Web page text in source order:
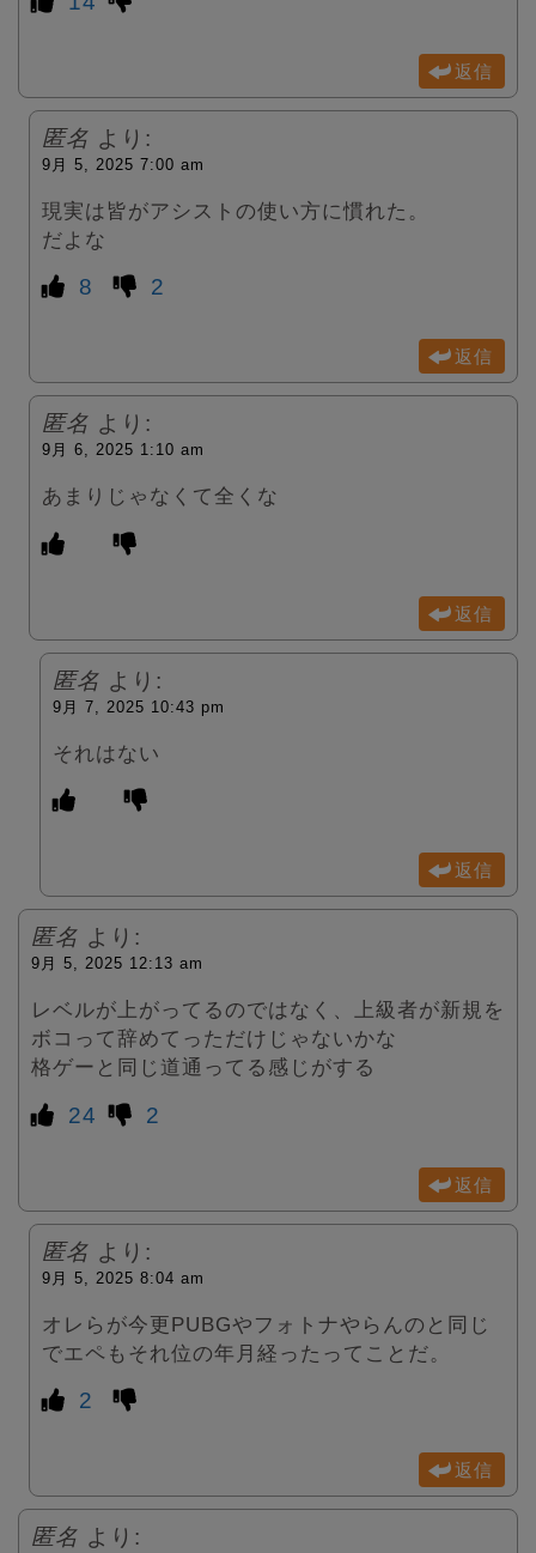
返信
匿名 より:
9月 5, 2025 7:00 am
現実は皆がアシストの使い方に慣れた。
だよな
8 2
返信
匿名 より:
9月 6, 2025 1:10 am
あまりじゃなくて全くな
返信
匿名 より:
9月 7, 2025 10:43 pm
それはない
返信
匿名 より:
9月 5, 2025 12:13 am
レベルが上がってるのではなく、上級者が新規を
ボコって辞めてっただけじゃないかな
格ゲーと同じ道通ってる感じがする
24 2
返信
匿名 より:
9月 5, 2025 8:04 am
オレらが今更PUBGやフォトナやらんのと同じ
でエペもそれ位の年月経ったってことだ。
2
返信
匿名 より: